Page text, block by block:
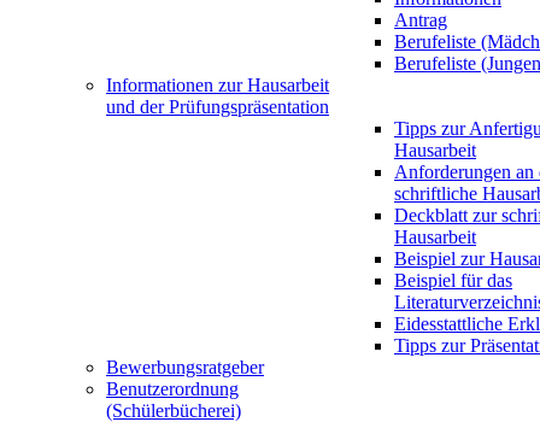
Antrag
Berufeliste
Berufeliste
Informationen zur Hausarbeit
und der Prüfungspräsentation
Tipps zur
Hausarbeit
Anforderungen an
schriftliche
Deckblatt zur
Hausarbeit
Beispiel zur
Beispiel für das
Eidesstattliche
Tipps zur
Bewerbungsratgeber
Benutzerordnung
(Schülerbücherei)